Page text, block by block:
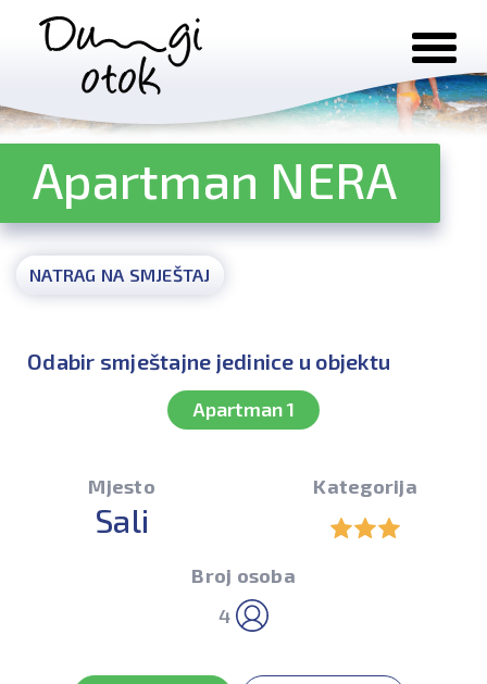
Preskoči na sadržaj
Apartman NERA
NATRAG NA SMJEŠTAJ
Odabir smještajne jedinice u objektu
Apartman 1
Mjesto
Sali
Kategorija
Broj osoba
4